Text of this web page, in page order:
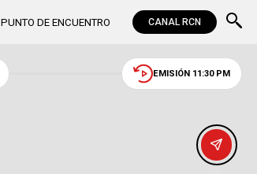
PUNTO DE ENCUENTRO CANAL RCN
EMISIÓN 11:30 PM